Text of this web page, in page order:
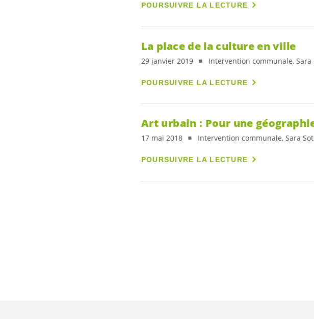
POURSUIVRE LA LECTURE
La place de la culture en ville
29 janvier 2019 Intervention communale, Sara
POURSUIVRE LA LECTURE
Art urbain : Pour une
17 mai 2018 Intervention communale, Sara
POURSUIVRE LA LECTURE